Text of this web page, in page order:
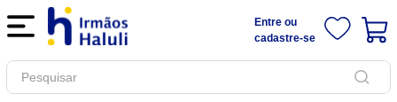
Entre ou
cadastre-se
Pesquisar